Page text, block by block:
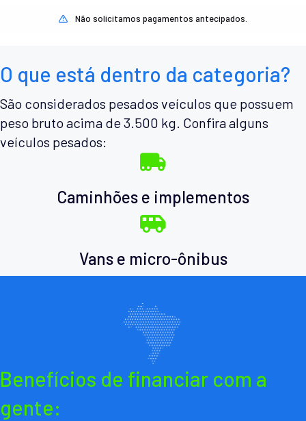
Não solicitamos pagamentos antecipados.
O que está dentro da categoria?
São considerados pesados veículos que possuem
peso bruto acima de 3.500 kg. Confira alguns
veículos pesados:
Caminhões e implementos
Vans e micro-ônibus
Benefícios de financiar com a
gente: